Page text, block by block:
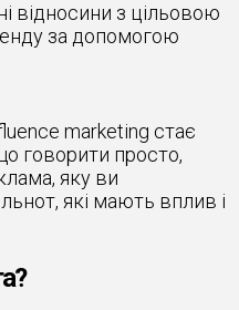
відносини з цільовою
за допомогою
marketing стає
говорити просто,
яку ви
які мають вплив і